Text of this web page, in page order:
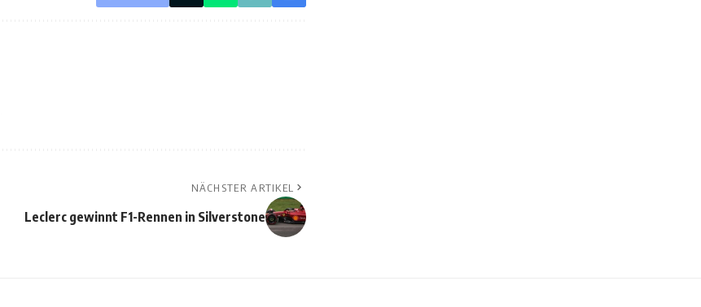
NÄCHSTER ARTIKEL
Leclerc gewinnt F1-Rennen in Silverstone